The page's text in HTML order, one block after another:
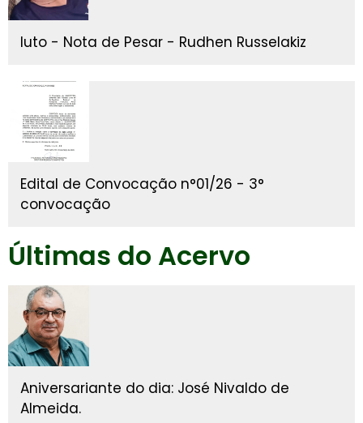
luto - Nota de Pesar - Rudhen Russelakiz
Edital de Convocação n°01/26 - 3°
convocação
Últimas do Acervo
Aniversariante do dia: José Nivaldo de
Almeida.